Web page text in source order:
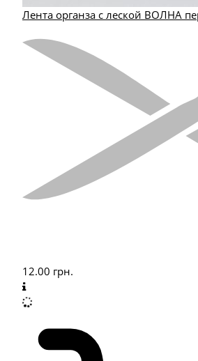
Лента органза с леской ВОЛНА
12.00 грн.